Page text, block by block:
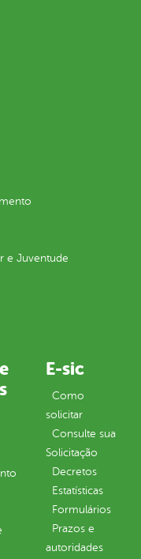
e Juventude
E-sic
Como
solicitar
Consulte sua
Solicitação
Decretos
Estatísticas
Formulários
Prazos e
autoridades